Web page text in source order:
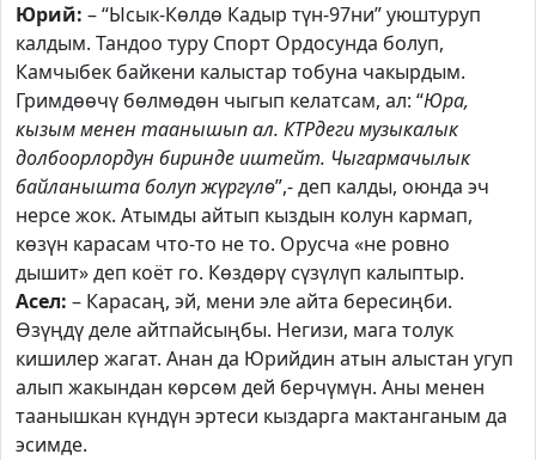
Юрий: – “Ысык-Көлдө Кадыр түн-97ни” уюштуруп
калдым. Тандоо туру Спорт Ордосунда болуп,
Камчыбек байкени калыстар тобуна чакырдым.
Гримдөөчү бөлмөдөн чыгып келатсам, ал: “Юра,
кызым менен таанышып ал. КТРдеги музыкалык
долбоорлордун биринде иштейт. Чыгармачылык
байланышта болуп жүргүлө”,- деп калды, оюнда эч
нерсе жок. Атымды айтып кыздын колун кармап,
көзүн карасам что-то не то. Орусча «не ровно
дышит» деп коёт го. Көздөрү сүзүлүп калыптыр.
Асел: – Карасаң, эй, мени эле айта бересиңби.
Өзүңдү деле айтпайсыңбы. Негизи, мага толук
кишилер жагат. Анан да Юрийдин атын алыстан угуп
алып жакындан көрсөм дей берчүмүн. Аны менен
таанышкан күндүн эртеси кыздарга мактанганым да
эсимде.